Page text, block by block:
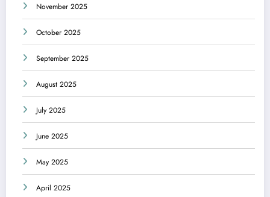
November 2025
October 2025
September 2025
August 2025
July 2025
June 2025
May 2025
April 2025